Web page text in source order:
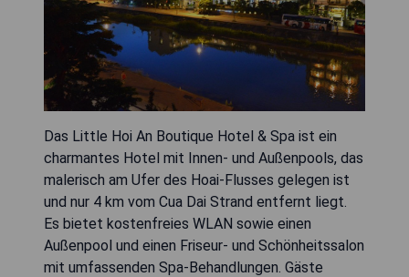
Das Little Hoi An Boutique Hotel & Spa ist ein
charmantes Hotel mit Innen- und Außenpools, das
malerisch am Ufer des Hoai-Flusses gelegen ist
und nur 4 km vom Cua Dai Strand entfernt liegt.
Es bietet kostenfreies WLAN sowie einen
Außenpool und einen Friseur- und Schönheitssalon
mit umfassenden Spa-Behandlungen. Gäste